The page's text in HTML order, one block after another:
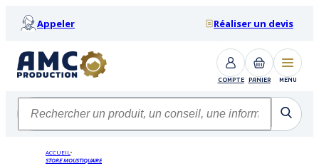
Appeler Réaliser un devis
COMPTE PANIER MENU
ACCUEIL
STORE MOUSTIQUAIRE